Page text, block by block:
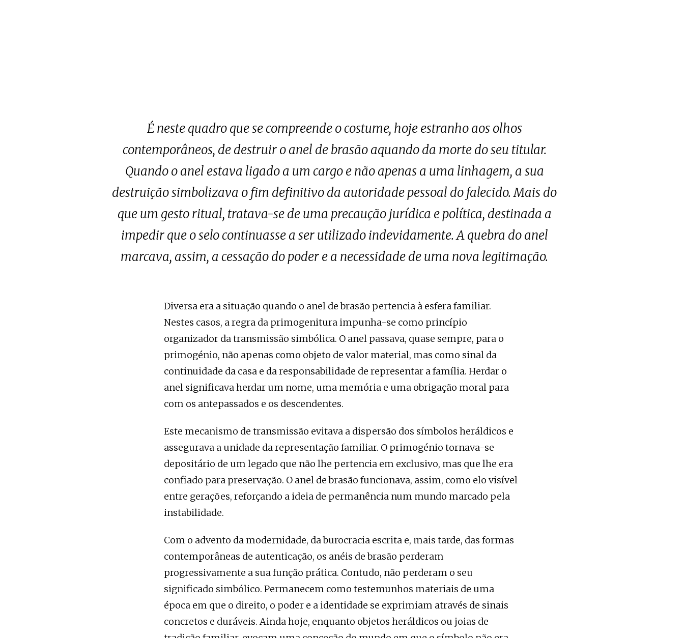
É neste quadro que se compreende o costume, hoje estranho aos olhos
contemporâneos, de destruir o anel de brasão aquando da morte do seu titular.
Quando o anel estava ligado a um cargo e não apenas a uma linhagem, a sua
destruição simbolizava o fim definitivo da autoridade pessoal do falecido. Mais do
que um gesto ritual, tratava-se de uma precaução jurídica e política, destinada a
impedir que o selo continuasse a ser utilizado indevidamente. A quebra do anel
marcava, assim, a cessação do poder e a necessidade de uma nova legitimação.
Diversa era a situação quando o anel de brasão pertencia à esfera familiar.
Nestes casos, a regra da primogenitura impunha-se como princípio
organizador da transmissão simbólica. O anel passava, quase sempre, para o
primogénio, não apenas como objeto de valor material, mas como sinal da
continuidade da casa e da responsabilidade de representar a família. Herdar o
anel significava herdar um nome, uma memória e uma obrigação moral para
com os antepassados e os descendentes.
Este mecanismo de transmissão evitava a dispersão dos símbolos heráldicos e
assegurava a unidade da representação familiar. O primogénio tornava-se
depositário de um legado que não lhe pertencia em exclusivo, mas que lhe era
confiado para preservação. O anel de brasão funcionava, assim, como elo visível
entre gerações, reforçando a ideia de permanência num mundo marcado pela
instabilidade.
Com o advento da modernidade, da burocracia escrita e, mais tarde, das formas
contemporâneas de autenticação, os anéis de brasão perderam
progressivamente a sua função prática. Contudo, não perderam o seu
significado simbólico. Permanecem como testemunhos materiais de uma
época em que o direito, o poder e a identidade se exprimiam através de sinais
concretos e duráveis. Ainda hoje, enquanto objetos heráldicos ou joias de